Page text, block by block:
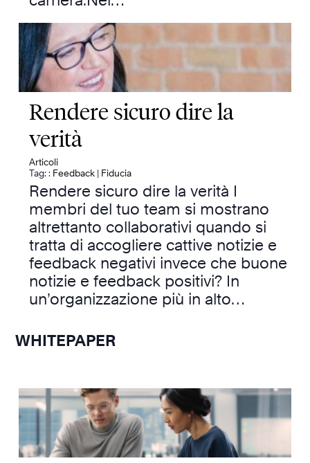
Rendere sicuro dire la
verità
Articoli
Tag: : Feedback | Fiducia
Rendere sicuro dire la verità I
membri del tuo team si mostrano
altrettanto collaborativi quando si
tratta di accogliere cattive notizie e
feedback negativi invece che buone
notizie e feedback positivi? In
un’organizzazione più in alto…
WHITEPAPER